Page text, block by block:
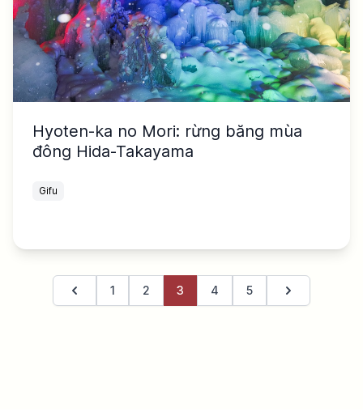
Hyoten-ka no Mori: rừng băng mùa
đông Hida-Takayama
Gifu
Trang trước
1 2 3 4 5 Trang tiếp